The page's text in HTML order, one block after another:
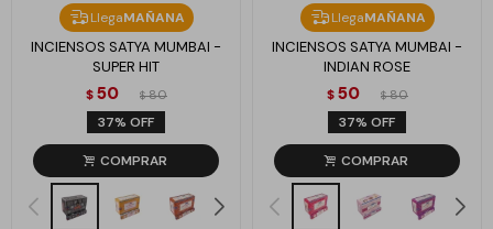
LlegaMAÑANA
INCIENSOS SATYA MUMBAI -
SUPER HIT
$ 50 $ 80
37
LlegaMAÑANA
INCIENSOS SATYA MUMBAI -
INDIAN ROSE
$ 50 $ 80
37